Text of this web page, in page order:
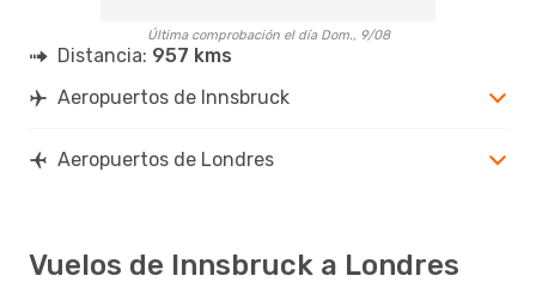
Última comprobación el día Dom., 9/08
Distancia: 957 kms
Aeropuertos de Innsbruck
Aeropuertos de Londres
Vuelos de Innsbruck a Londres